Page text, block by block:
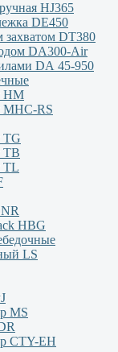
HJ365
DE450
DT380
DA300-Air
DА 45-950
НМ
MHC-RS
TG
ТВ
TL
HBG
LS
MS
CTY-EH